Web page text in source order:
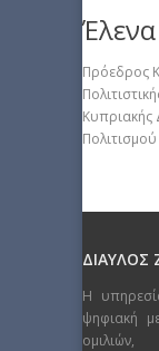
Πρόεδρος
Κυπριακής
Πολιτισμού
ΔΙΑΥΛΟΣ
Η
ψηφιακή
ομιλιών,